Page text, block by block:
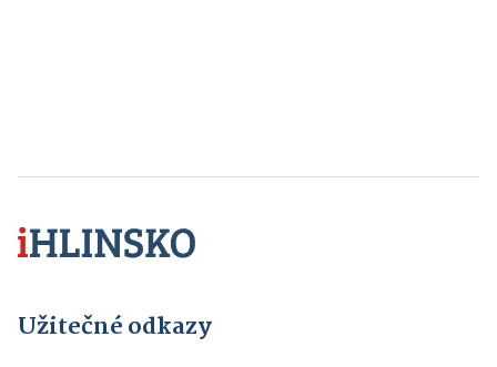
Užitečné odkazy